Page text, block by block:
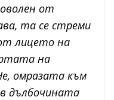
от
та се стреми
лицето на
на
омразата към
в дълбочината